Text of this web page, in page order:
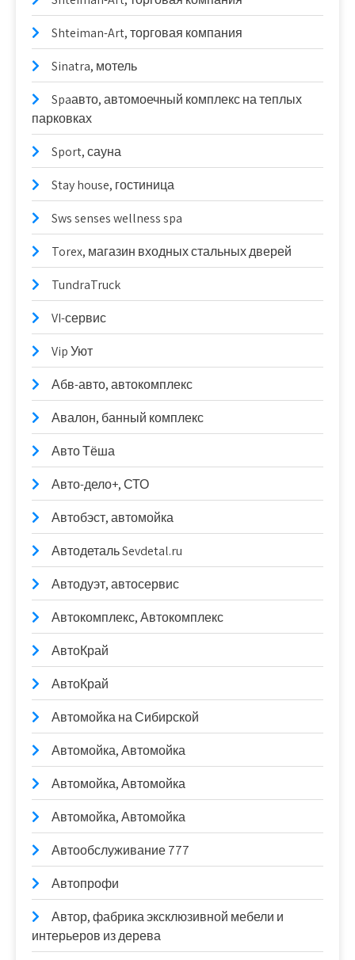
Shteiman-Art, торговая компания
Sinatra, мотель
Spaавто, автомоечный комплекс на теплых
парковках
Sport, сауна
Stay house, гостиница
Sws senses wellness spa
Torex, магазин входных стальных дверей
TundraTruck
VI-сервис
Vip Уют
Абв-авто, автокомплекс
Авалон, банный комплекс
Авто Тёша
Авто-дело+, СТО
Автобэст, автомойка
Автодеталь Sevdetal.ru
Автодуэт, автосервис
Автокомплекс, Автокомплекс
АвтоКрай
АвтоКрай
Автомойка на Сибирской
Автомойка, Автомойка
Автомойка, Автомойка
Автомойка, Автомойка
Автообслуживание 777
Автопрофи
Автор, фабрика эксклюзивной мебели и
интерьеров из дерева